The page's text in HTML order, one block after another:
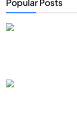
Popular Posts